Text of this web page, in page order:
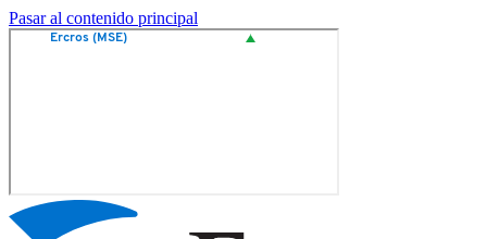
Pasar al contenido principal